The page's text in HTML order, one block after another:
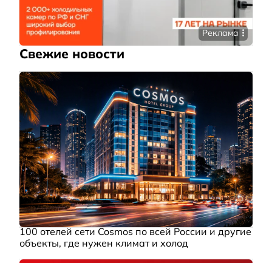
Реклама
Свежие новости
100 отелей сети Cosmos по всей России и другие
объекты, где нужен климат и холод